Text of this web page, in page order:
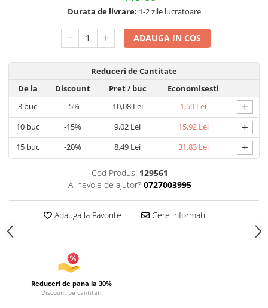
Articole pentru Gradina si Bricolaj
Articole pentru Iluminat
Corpuri de iluminat
Lampi de veghe
Transport şi Ridicat
Pelerine, Umbrele si Accesorii
Videoproiectoare
Durata de livrare: 1-2 zile lucratoare
ADAUGA IN COS
Reduceri de Cantitate
De la
Discount Pret/ buc
Economisesti
3 buc -5% 10,08 Lei 1,59 Lei +
10buc -15% 9,02 Lei 15,92 Lei +
15buc -20% 8,49 Lei 31,83 Lei +
Cod Produs: 129561
Ai nevoie de ajutor? 0727003995
Adauga la Favorite Cere informatii
Reduceri de pana la 30%
Discount pe cantitati